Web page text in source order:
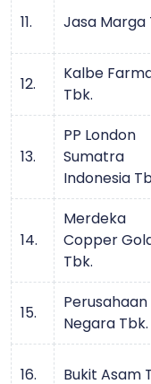
11. Jasa Marga
12.
Kalbe
Tbk.
13.
PP London
Sumatra
Indonesia
14.
Merdeka
Copper
Tbk.
15.
Perusahaan
Negara Tbk.
16. Bukit Asam